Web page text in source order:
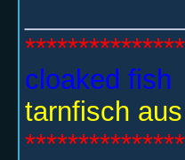
cloaked fish
tarnfisch